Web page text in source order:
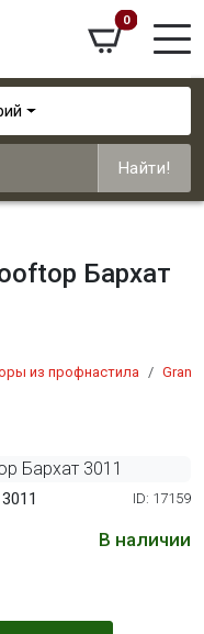
0
Найти!
Бархат
из профнастила Grand
ID: 17159
В наличии